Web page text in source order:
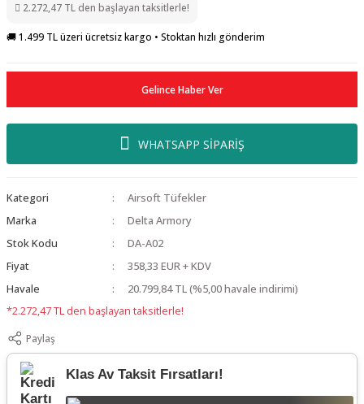
2.272,47 TL den başlayan taksitlerle!
🚚 1.499 TL üzeri ücretsiz kargo • Stoktan hızlı gönderim
Gelince Haber Ver
WHATSAPP SİPARİŞ
Kategori
Airsoft Tüfekler
Marka
Delta Armory
Stok Kodu
DA-A02
Fiyat
358,33 EUR + KDV
Havale
20.799,84 TL (%5,00 havale indirimi)
*2.272,47 TL den başlayan taksitlerle!
Paylaş
Klas Av Taksit Fırsatları!